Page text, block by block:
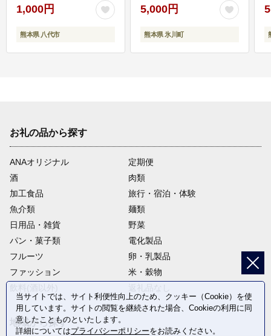
1,000円
熊本県 八代市
5,000円
熊本県 氷川町
お礼の品から探す
ANAオリジナル
定期便
酒
肉類
加工食品
旅行・宿泊・体験
魚介類
麺類
日用品・雑貨
野菜
パン・菓子類
電化製品
フルーツ
卵・乳製品
ファッション
米・穀物
地域から探す
当サイトでは、サイト利便性向上のため、クッキー（Cookie）を使
用しています。サイトの閲覧を継続された場合、Cookieの利用に同
意したことものといたします。
詳細についてはプライバシーポリシーをお読みください。